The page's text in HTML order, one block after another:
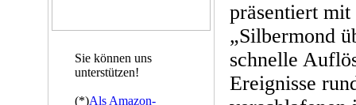
Sie können uns
unterstützen!
(*)Als Amazon-
präsentiert
„Silbermond
schnelle
Ereignisse